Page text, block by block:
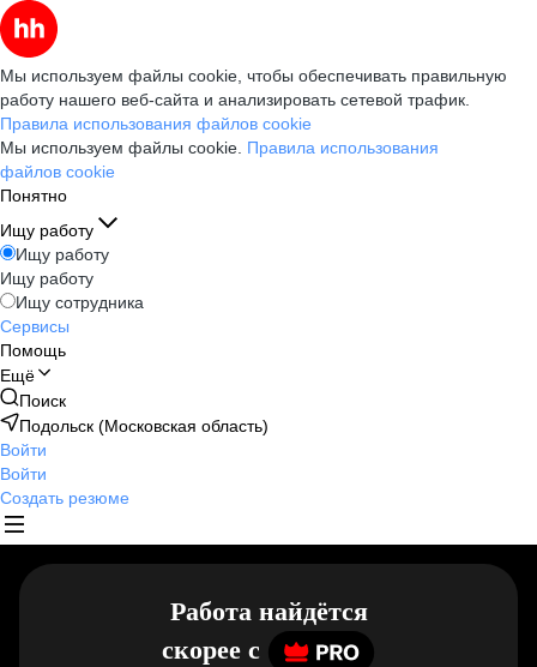
Мы используем файлы cookie, чтобы обеспечивать правильную
работу нашего веб-сайта и анализировать сетевой трафик.
Правила использования файлов cookie
Мы используем файлы cookie. Правила использования
файлов cookie
Понятно
Ищу работу
Ищу работу
Ищу работу
Ищу сотрудника
Сервисы
Помощь
Ещё
Поиск
Подольск (Московская область)
Войти
Войти
Создать резюме
Работа найдётся
скорее c